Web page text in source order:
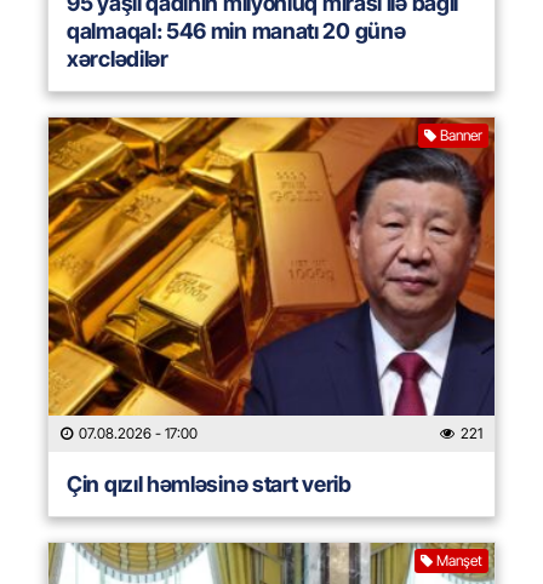
qalmaqal: 546 min manatı 20 günə
xərclədilər
Banner
07.08.2026 - 17:00 221
Çin qızıl həmləsinə start verib
Manşet